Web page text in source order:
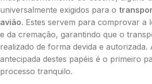
universalmente exigidos para o
avião. Estes servem para comprovar a
e da cremação, garantindo que o
realizado de forma devida e autorizada.
antecipada destes papéis é o primeiro
processo tranquilo.